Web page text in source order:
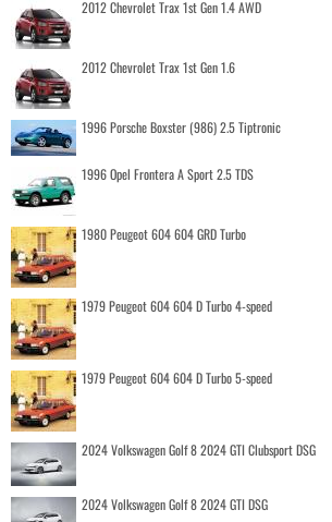
2012 Chevrolet Trax 1st Gen 1.4 AWD
2012 Chevrolet Trax 1st Gen 1.6
1996 Porsche Boxster (986) 2.5 Tiptronic
1996 Opel Frontera A Sport 2.5 TDS
1980 Peugeot 604 604 GRD Turbo
1979 Peugeot 604 604 D Turbo 4-speed
1979 Peugeot 604 604 D Turbo 5-speed
2024 Volkswagen Golf 8 2024 GTI Clubsport DSG
2024 Volkswagen Golf 8 2024 GTI DSG